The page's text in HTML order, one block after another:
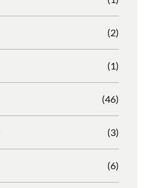
(2)
(1)
(46)
(3)
(6)